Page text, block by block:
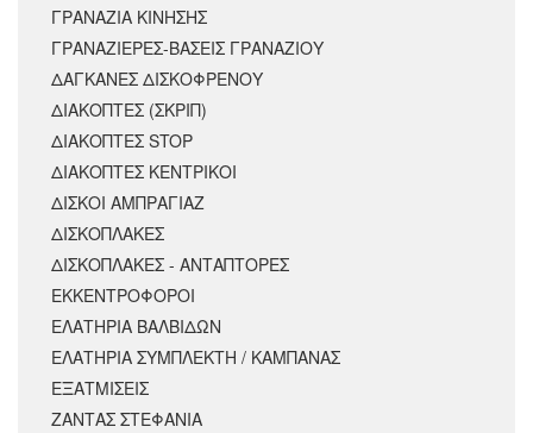
ΓΡΑΝΑΖΙΑ ΚΙΝΗΣΗΣ
ΓΡΑΝΑΖΙΕΡΕΣ-ΒΑΣΕΙΣ ΓΡΑΝΑΖΙΟΥ
ΔΑΓΚΑΝΕΣ ΔΙΣΚΟΦΡΕΝΟΥ
ΔΙΑΚΟΠΤΕΣ (ΣΚΡΙΠ)
ΔΙΑΚΟΠΤΕΣ STOP
ΔΙΑΚΟΠΤΕΣ ΚΕΝΤΡΙΚΟΙ
ΔΙΣΚΟΙ ΑΜΠΡΑΓΙΑΖ
ΔΙΣΚΟΠΛΑΚΕΣ
ΔΙΣΚΟΠΛΑΚΕΣ - ΑΝΤΑΠΤΟΡΕΣ
ΕΚΚΕΝΤΡΟΦΟΡΟΙ
ΕΛΑΤΗΡΙΑ ΒΑΛΒΙΔΩΝ
ΕΛΑΤΗΡΙΑ ΣΥΜΠΛΕΚΤΗ / ΚΑΜΠΑΝΑΣ
ΕΞΑΤΜΙΣΕΙΣ
ΖΑΝΤΑΣ ΣΤΕΦΑΝΙΑ